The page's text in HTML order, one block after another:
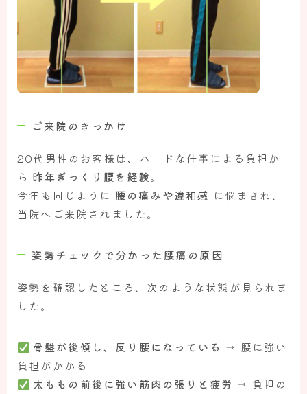
ご来院のきっかけ
20代男性のお客様は、ハードな仕事による負担か
ら 昨年ぎっくり腰を経験。
今年も同じように 腰の痛みや違和感 に悩まされ、
当院へご来院されました。
姿勢チェックで分かった腰痛の原因
姿勢を確認したところ、次のような状態が見られま
した。
骨盤が後傾し、反り腰になっている → 腰に強い
負担がかかる
太ももの前後に強い筋肉の張りと疲労 → 負担の